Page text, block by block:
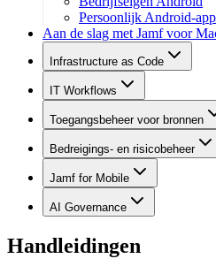
Persoonlijk Android-
Aan de slag met Jamf voor
Infrastructure as Code
IT Workflows
Toegangsbeheer voor bronnen
Bedreigings- en risicobeheer
Jamf for Mobile
AI Governance
Handleidingen